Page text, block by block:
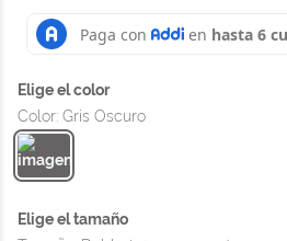
Color: Gris Oscuro